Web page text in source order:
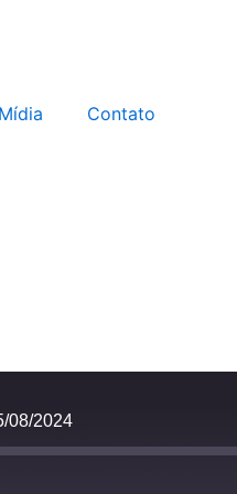
Contato
08/2024